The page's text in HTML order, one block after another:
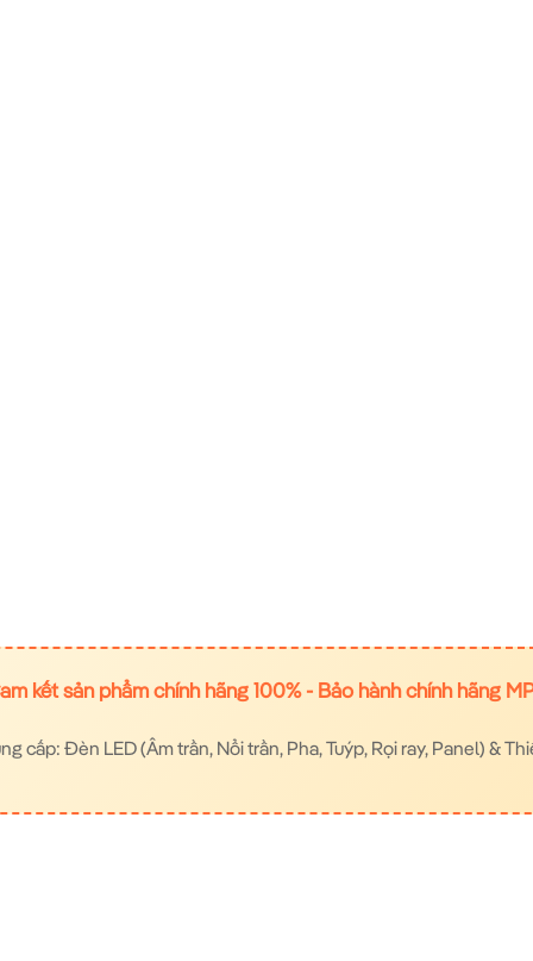
kết sản phẩm chính hãng 100% - Bảo hành chính hãng
cấp: Đèn LED (Âm trần, Nổi trần, Pha, Tuýp, Rọi ray, Panel) &